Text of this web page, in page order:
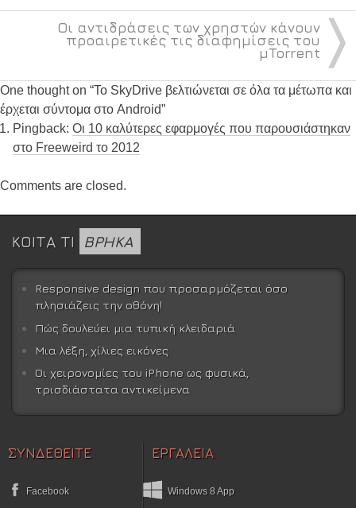
〉
Οι αντιδράσεις των χρηστών κάνουν
προαιρετικές τις διαφημίσεις του
μTorrent
One thought on “Το SkyDrive βελτιώνεται σε όλα τα μέτωπα και
έρχεται σύντομα στο Android”
Pingback: Οι 10 καλύτερες εφαρμογές που παρουσιάστηκαν
στο Freeweird το 2012
Comments are closed.
ΚΟΙΤΑ ΤΙ ΒΡΗΚΑ
Responsive design που προσαρμόζεται όσο
πλησιάζεις την οθόνη!
Πώς δουλεύει μια τυπική κλειδαριά
Μια λέξη, χίλιες εικόνες
Οι χειρονομίες του iPhone ως φυσικά,
τρισδιάστατα αντικείμενα
ΣΥΝΔΕΘΕΙΤΕ
Facebook
ΕΡΓΑΛΕΙΑ
Windows 8 App